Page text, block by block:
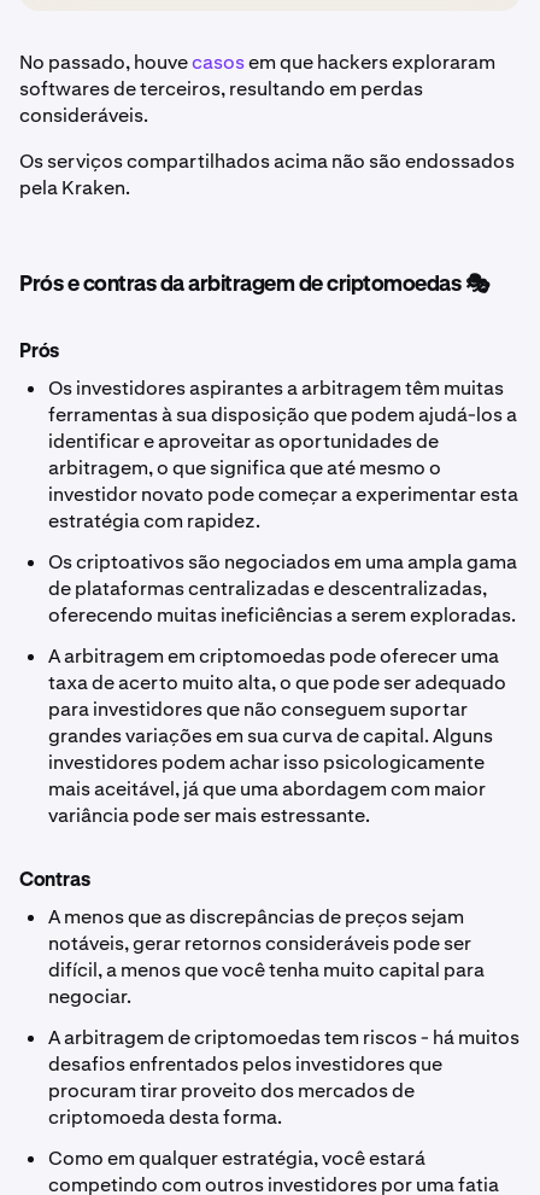
No passado, houvecasosem que hackers exploraram
softwares de terceiros, resultando em perdas
consideráveis.
Os serviços compartilhados acima não são endossados
pela Kraken.
Prós e contras da arbitragem de criptomoedas 🎭
Prós
Os investidores aspirantes a arbitragem têm muitas
ferramentas à sua disposição que podem ajudá-los a
identificar e aproveitar as oportunidades de
arbitragem, o que significa que até mesmo o
investidor novato pode começar a experimentar esta
estratégia com rapidez.
Os criptoativos são negociados em uma ampla gama
de plataformas centralizadas e descentralizadas,
oferecendo muitas ineficiências a serem exploradas.
A arbitragem em criptomoedas pode oferecer uma
taxa de acerto muito alta, o que pode ser adequado
para investidores que não conseguem suportar
grandes variações em sua curva de capital. Alguns
investidores podem achar isso psicologicamente
mais aceitável, já que uma abordagem com maior
variância pode ser mais estressante.
Contras
A menos que as discrepâncias de preços sejam
notáveis, gerar retornos consideráveis pode ser
difícil, a menos que você tenha muito capital para
negociar.
A arbitragem de criptomoedas tem riscos - há muitos
desafios enfrentados pelos investidores que
procuram tirar proveito dos mercados de
criptomoeda desta forma.
Como em qualquer estratégia, você estará
competindo com outros investidores por uma fatia